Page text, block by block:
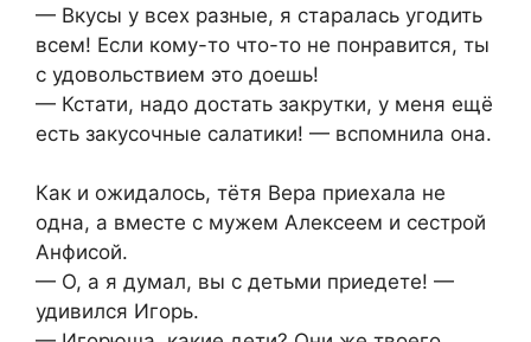
— Вкусы у всех разные, я старалась угодить
всем! Если кому-то что-то не понравится, ты
с удовольствием это доешь!
— Кстати, надо достать закрутки, у меня ещё
есть закусочные салатики! — вспомнила она.
Как и ожидалось, тётя Вера приехала не
одна, а вместе с мужем Алексеем и сестрой
Анфисой.
— О, а я думал, вы с детьми приедете! —
удивился Игорь.